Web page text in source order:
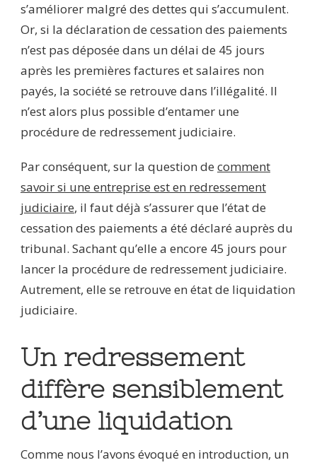
s’améliorer malgré des dettes qui s’accumulent.
Or, si la déclaration de cessation des paiements
n’est pas déposée dans un délai de 45 jours
après les premières factures et salaires non
payés, la société se retrouve dans l’illégalité. Il
n’est alors plus possible d’entamer une
procédure de redressement judiciaire.
Par conséquent, sur la question de comment
savoir si une entreprise est en redressement
judiciaire, il faut déjà s’assurer que l’état de
cessation des paiements a été déclaré auprès du
tribunal. Sachant qu’elle a encore 45 jours pour
lancer la procédure de redressement judiciaire.
Autrement, elle se retrouve en état de liquidation
judiciaire.
Un redressement
diffère sensiblement
d’une liquidation
Comme nous l’avons évoqué en introduction, un